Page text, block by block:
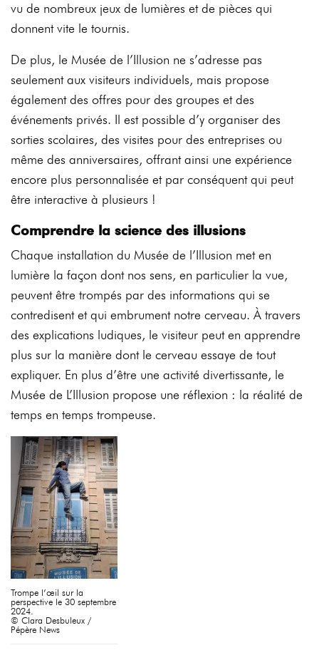
vu de nombreux jeux de lumières et de pièces qui
donnent vite le tournis.
De plus, le Musée de l’Illusion ne s’adresse pas
seulement aux visiteurs individuels, mais propose
également des offres pour des groupes et des
événements privés. Il est possible d’y organiser des
sorties scolaires, des visites pour des entreprises ou
même des anniversaires, offrant ainsi une expérience
encore plus personnalisée et par conséquent qui peut
être interactive à plusieurs !
Comprendre la science des illusions
Chaque installation du Musée de l’Illusion met en
lumière la façon dont nos sens, en particulier la vue,
peuvent être trompés par des informations qui se
contredisent et qui embrument notre cerveau. À travers
des explications ludiques, le visiteur peut en apprendre
plus sur la manière dont le cerveau essaye de tout
expliquer. En plus d’être une activité divertissante, le
Musée de L’Illusion propose une réflexion : la réalité de
temps en temps trompeuse.
Trompe l’œil sur la
perspective le 30 septembre
2024.
© Clara Desbuleux /
Pépère News